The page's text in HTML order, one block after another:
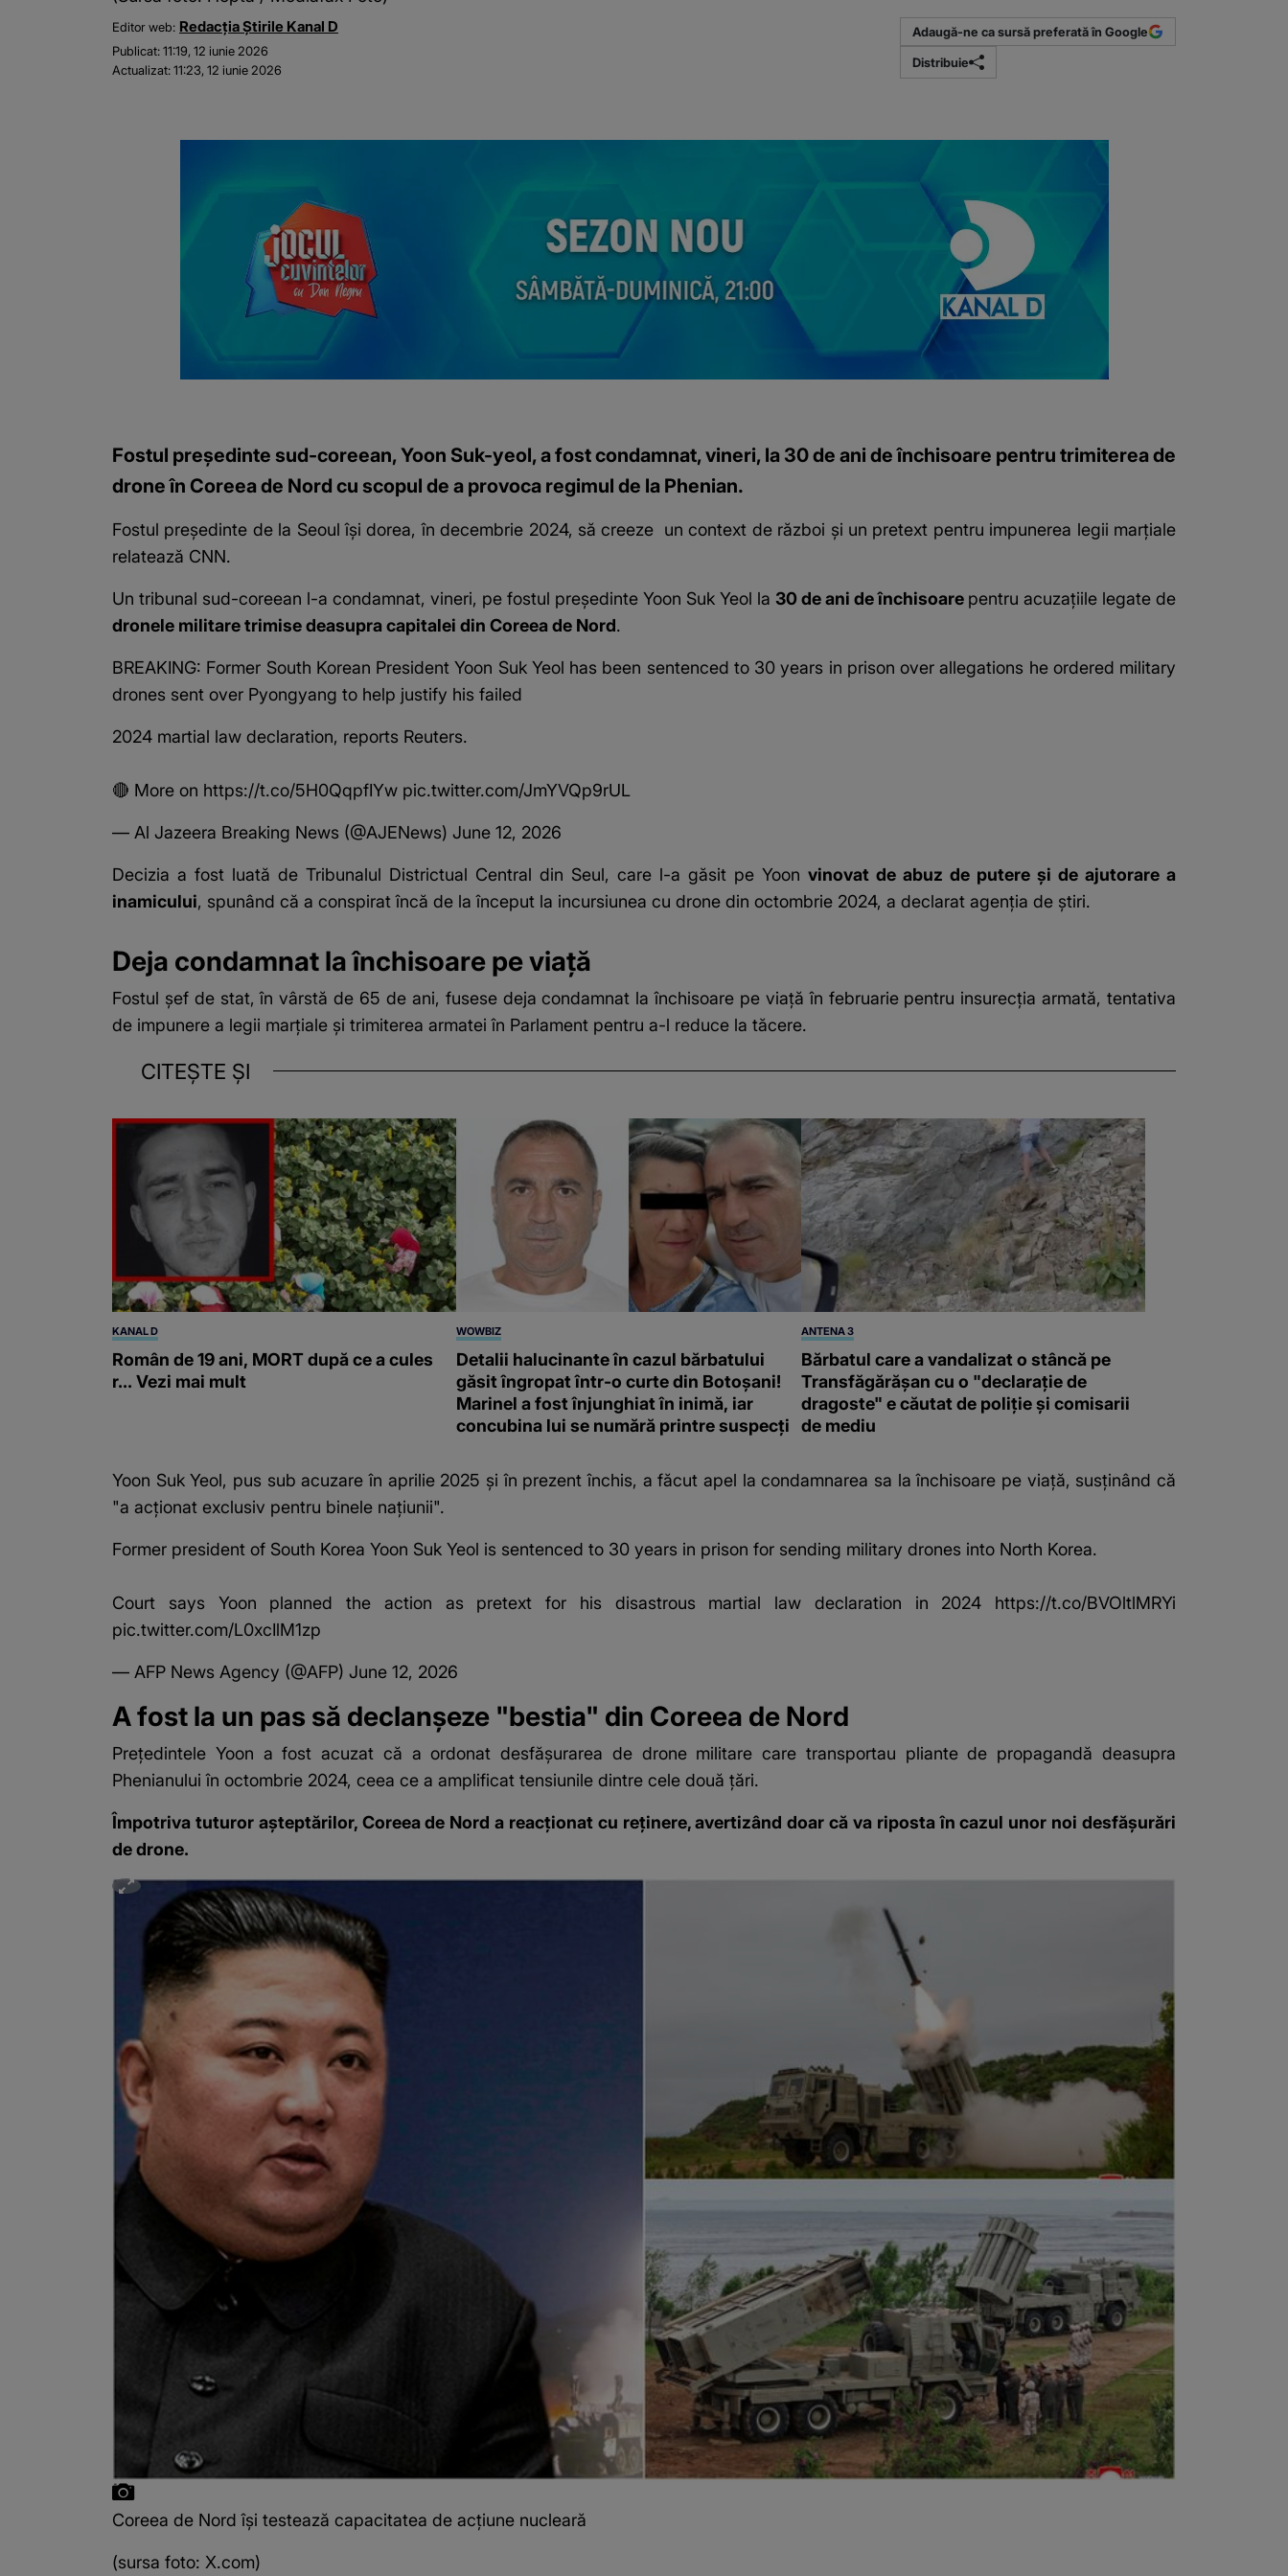
Editor web: Redacția Știrile Kanal D
Publicat:11:19, 12 iunie 2026
Actualizat:11:23, 12 iunie 2026
Adaugă-ne ca sursă preferată în Google
Distribuie
Fostul președinte sud-coreean, Yoon Suk-yeol, a fost condamnat, vineri, la 30 de ani de închisoare pentru trimiterea de
drone în Coreea de Nord cu scopul de a provoca regimul de la Phenian.
Fostul președinte de la Seoul își dorea, în decembrie 2024, să creeze un context de război și un pretext pentru impunerea legii marțiale
relatează CNN.
Un tribunal sud-coreean l-a condamnat, vineri, pe fostul președinte Yoon Suk Yeol la 30 de ani de închisoare pentru acuzațiile legate de
dronele militare trimise deasupra capitalei din Coreea de Nord.
BREAKING: Former South Korean President Yoon Suk Yeol has been sentenced to 30 years in prison over allegations he ordered military
drones sent over Pyongyang to help justify his failed
2024 martial law declaration, reports Reuters.
🔴 More on https://t.co/5H0QqpfIYw pic.twitter.com/JmYVQp9rUL
— Al Jazeera Breaking News (@AJENews) June 12, 2026
Decizia a fost luată de Tribunalul Districtual Central din Seul, care l-a găsit pe Yoon vinovat de abuz de putere și de ajutorare a
inamicului, spunând că a conspirat încă de la început la incursiunea cu drone din octombrie 2024, a declarat agenția de știri.
Deja condamnat la închisoare pe viață
Fostul șef de stat, în vârstă de 65 de ani, fusese deja condamnat la închisoare pe viață în februarie pentru insurecția armată, tentativa
de impunere a legii marțiale și trimiterea armatei în Parlament pentru a-l reduce la tăcere.
CITEȘTE ȘI
KANAL D
Român de 19 ani, MORT după ce a cules
r... Vezi mai mult
WOWBIZ
Detalii halucinante în cazul bărbatului
găsit îngropat într-o curte din Botoșani!
Marinel a fost înjunghiat în inimă, iar
concubina lui se numără printre suspecți
ANTENA 3
Bărbatul care a vandalizat o stâncă pe
Transfăgărășan cu o "declaraţie de
dragoste" e căutat de poliție și comisarii
de mediu
Yoon Suk Yeol, pus sub acuzare în aprilie 2025 și în prezent închis, a făcut apel la condamnarea sa la închisoare pe viață, susținând că
"a acționat exclusiv pentru binele națiunii".
Former president of South Korea Yoon Suk Yeol is sentenced to 30 years in prison for sending military drones into North Korea.
Court says Yoon planned the action as pretext for his disastrous martial law declaration in 2024 https://t.co/BVOltlMRYi
pic.twitter.com/L0xcIlM1zp
— AFP News Agency (@AFP) June 12, 2026
A fost la un pas să declanșeze "bestia" din Coreea de Nord
Prețedintele Yoon a fost acuzat că a ordonat desfășurarea de drone militare care transportau pliante de propagandă deasupra
Phenianului în octombrie 2024, ceea ce a amplificat tensiunile dintre cele două țări.
Împotriva tuturor așteptărilor, Coreea de Nord a reacționat cu reținere, avertizând doar că va riposta în cazul unor noi desfășurări
de drone.
Coreea de Nord își testează capacitatea de acțiune nucleară
(sursa foto: X.com)